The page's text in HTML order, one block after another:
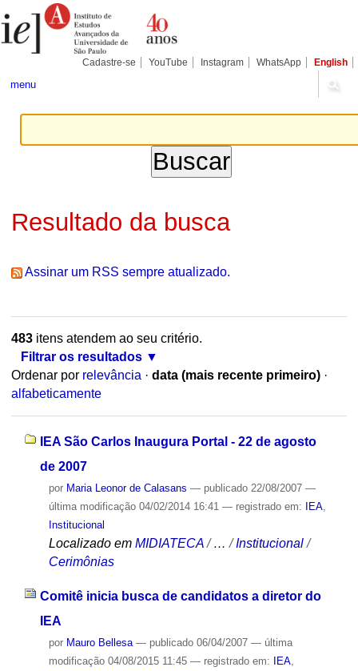
para
conteúdo.
Pessoais
Cadastre-se YouTube Instagram WhatsApp English
menu
Resultado da busca
Assinar um RSS sempre atualizado.
483itens atendem ao seu critério.
Filtrar os resultados
Ordenar por relevância · data (mais recente primeiro) ·
alfabeticamente
IEA São Carlos Inaugura Portal - 22 de agosto
de 2007
por Maria Leonor de Calasans — publicado22/08/2007 —
última modificação04/02/2014 16:41 — registrado em: IEA,
Institucional
Localizado em MIDIATECA /…/Institucional /
Cerimônias
Comitê inicia busca de candidatos a diretor do
IEA
por Mauro Bellesa — publicado06/04/2007 — última
modificação04/08/2015 11:45 — registrado em: IEA,